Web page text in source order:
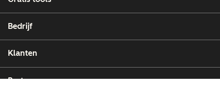
Bedrijf
Klanten
Partners